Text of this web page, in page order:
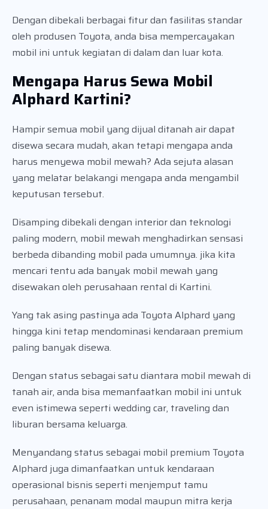
Dengan dibekali berbagai fitur dan fasilitas standar
oleh produsen Toyota, anda bisa mempercayakan
mobil ini untuk kegiatan di dalam dan luar kota.
Mengapa Harus Sewa Mobil
Alphard Kartini?
Hampir semua mobil yang dijual ditanah air dapat
disewa secara mudah, akan tetapi mengapa anda
harus menyewa mobil mewah? Ada sejuta alasan
yang melatar belakangi mengapa anda mengambil
keputusan tersebut.
Disamping dibekali dengan interior dan teknologi
paling modern, mobil mewah menghadirkan sensasi
berbeda dibanding mobil pada umumnya. jika kita
mencari tentu ada banyak mobil mewah yang
disewakan oleh perusahaan rental di Kartini.
Yang tak asing pastinya ada Toyota Alphard yang
hingga kini tetap mendominasi kendaraan premium
paling banyak disewa.
Dengan status sebagai satu diantara mobil mewah di
tanah air, anda bisa memanfaatkan mobil ini untuk
even istimewa seperti wedding car, traveling dan
liburan bersama keluarga.
Menyandang status sebagai mobil premium Toyota
Alphard juga dimanfaatkan untuk kendaraan
operasional bisnis seperti menjemput tamu
perusahaan, penanam modal maupun mitra kerja